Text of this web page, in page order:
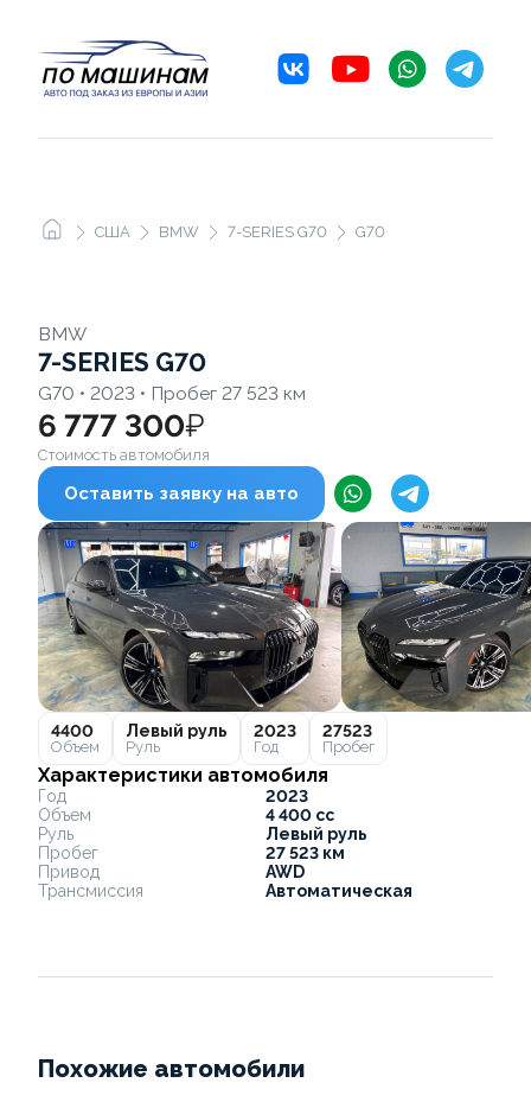
США BMW 7-SERIES G70 G70
BMW
7-SERIES G70
G70 • 2023 • Пробег 27 523 км
6 777 300₽
Стоимость автомобиля
Оставить заявку на авто
4400
Объем
Левый руль
Руль
2023
Год
27523
Пробег
Характеристики автомобиля
Год
2023
Объем
4 400 cc
Руль
Левый руль
Пробег
27 523 км
Привод
AWD
Трансмиссия
Автоматическая
Похожие автомобили